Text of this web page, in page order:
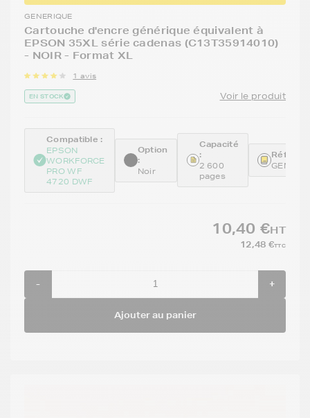
GENERIQUE
Cartouche d'encre générique équivalent à
EPSON 35XL série cadenas (C13T35914010)
- NOIR - Format XL
1 avis
EN STOCK Voir le produit
Compatible :
EPSON
WORKFORCE
PRO WF
4720 DWF
Option
:
Noir
Capacité
:
2 600
pages
10,40 €HT
12,48 €TTC
- +
Ajouter au panier